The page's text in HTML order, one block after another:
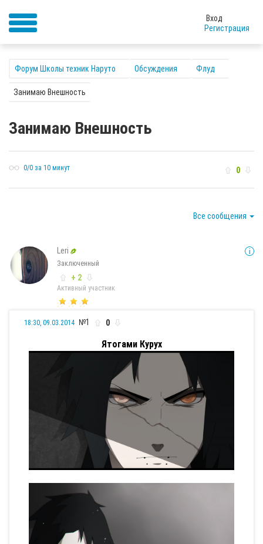
Вход
Регистрация
Форум Школы техник Наруто Обсуждения Флуд
Занимаю Внешность
Занимаю Внешность
0/0 за 10 минут 0
Все сообщения
Leri
Заключенный
+ 2
Активный участник
18:30, 09.03.2014 №1 0
Ятогами Курух